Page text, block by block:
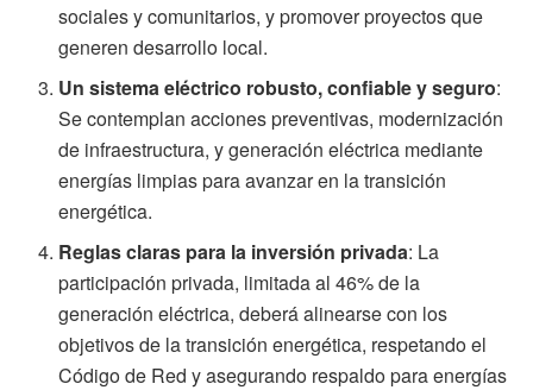
sociales y comunitarios, y promover proyectos que
generen desarrollo local.
Un sistema eléctrico robusto, confiable y seguro:
Se contemplan acciones preventivas, modernización
de infraestructura, y generación eléctrica mediante
energías limpias para avanzar en la transición
energética.
Reglas claras para la inversión privada: La
participación privada, limitada al 46% de la
generación eléctrica, deberá alinearse con los
objetivos de la transición energética, respetando el
Código de Red y asegurando respaldo para energías